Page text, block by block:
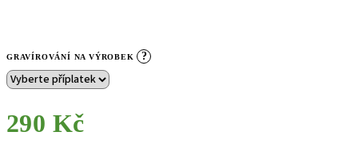
GRAVÍROVÁNÍ NA VÝROBEK ?
290 Kč